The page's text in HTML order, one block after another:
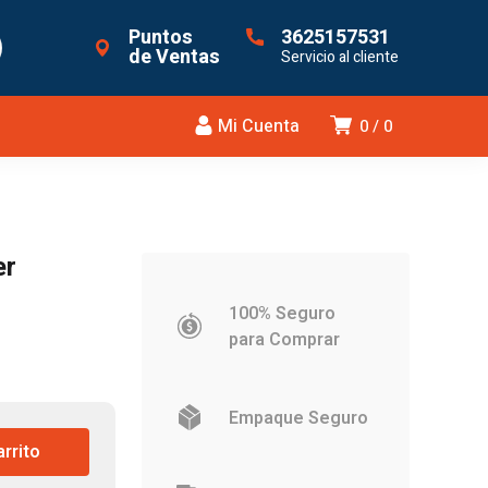
Puntos
de Ventas
3625157531
Servicio al cliente
0 0
Mi Cuenta
100% Seguro
para Comprar
Empaque Seguro